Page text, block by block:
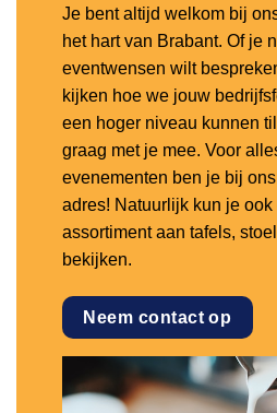
Je bent altijd welkom bij
het hart van Brabant. Of je
eventwensen wilt
kijken hoe we jouw
een hoger niveau kunnen
graag met je mee. Voor
evenementen ben je bij
adres! Natuurlijk kun je
assortiment aan tafels,
bekijken.
Neem contact op